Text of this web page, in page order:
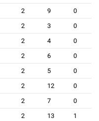
2 9
0
2 3
0
2 4
0
2 6
0
2 5
0
2 12
0
2 7
0
2 13
1